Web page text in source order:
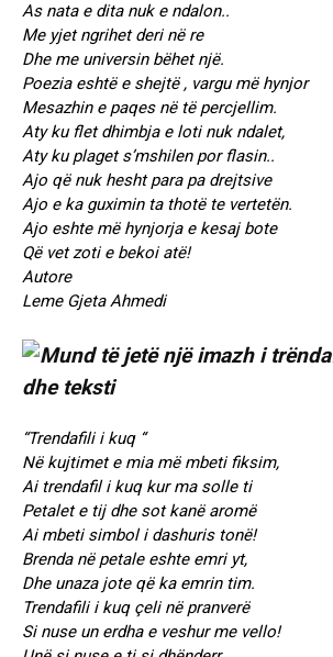
As nata e dita nuk e ndalon..
Me yjet ngrihet deri në re
Dhe me universin bëhet një.
Poezia eshtë e shejtë , vargu më hynjor
Mesazhin e paqes në të percjellim.
Aty ku flet dhimbja e loti nuk ndalet,
Aty ku plaget s’mshilen por flasin..
Ajo që nuk hesht para pa drejtsive
Ajo e ka guximin ta thotë te vertetën.
Ajo eshte më hynjorja e kesaj bote
Që vet zoti e bekoi atë!
Autore
Leme Gjeta Ahmedi
“Trendafili i kuq “
Në kujtimet e mia më mbeti fiksim,
Ai trendafil i kuq kur ma solle ti
Petalet e tij dhe sot kanë aromë
Ai mbeti simbol i dashuris tonë!
Brenda në petale eshte emri yt,
Dhe unaza jote që ka emrin tim.
Trendafili i kuq çeli në pranverë
Si nuse un erdha e veshur me vello!